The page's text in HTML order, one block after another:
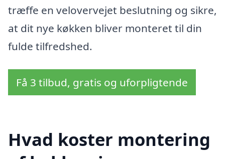
træffe en velovervejet beslutning og sikre,
at dit nye køkken bliver monteret til din
fulde tilfredshed.
Få 3 tilbud, gratis og uforpligtende
Hvad koster montering